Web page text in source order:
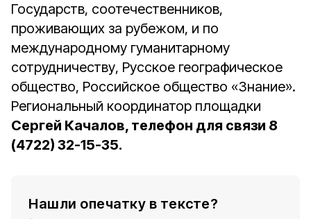
Государств, соотечественников,
проживающих за рубежом, и по
международному гуманитарному
сотрудничеству, Русское географическое
общество, Российское общество «Знание».
Региональный координатор площадки
Сергей Качалов, телефон для связи 8
(4722) 32-15-35.
Нашли опечатку в тексте?